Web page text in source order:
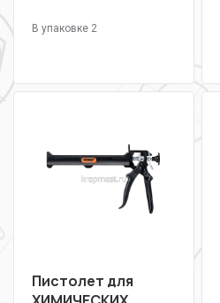
В упаковке 2
Пистолет для